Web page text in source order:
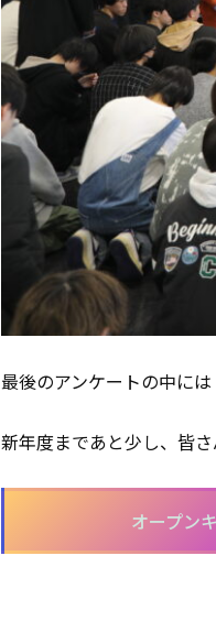
最後のアンケートの中に
新年度まであと少し、皆
オープン